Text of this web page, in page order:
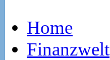
Home
Finanzwelt